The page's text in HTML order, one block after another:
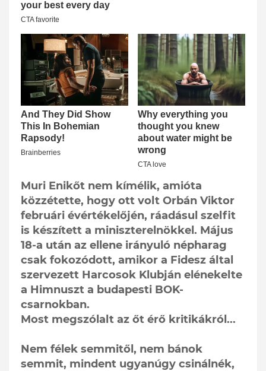
Muri Enikőt nem kímélik, amióta
közzétette, hogy ott volt Orbán Viktor
februári évértékelőjén, ráadásul szelfit
is készített a miniszterelnökkel. Május
18-a után az ellene irányuló népharag
csak fokozódott, amikor a Fidesz által
szervezett Harcosok Klubján elénekelte
a Himnuszt a budapesti BOK-
csarnokban.
Most megszólalt az őt érő kritikákról...
Nem félek semmitől, nem bánok
semmit, mindent ugyanúgy csinálnék,